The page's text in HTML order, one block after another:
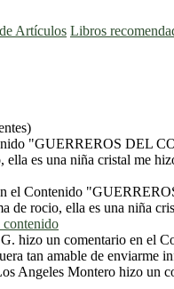
Artículos Libros
"GUERREROS DEL
es una niña cristal me
el Contenido
de rocio, ella es una niña
contenido
hizo un comentario en el
tan amable de enviarme
Angeles Montero hizo un